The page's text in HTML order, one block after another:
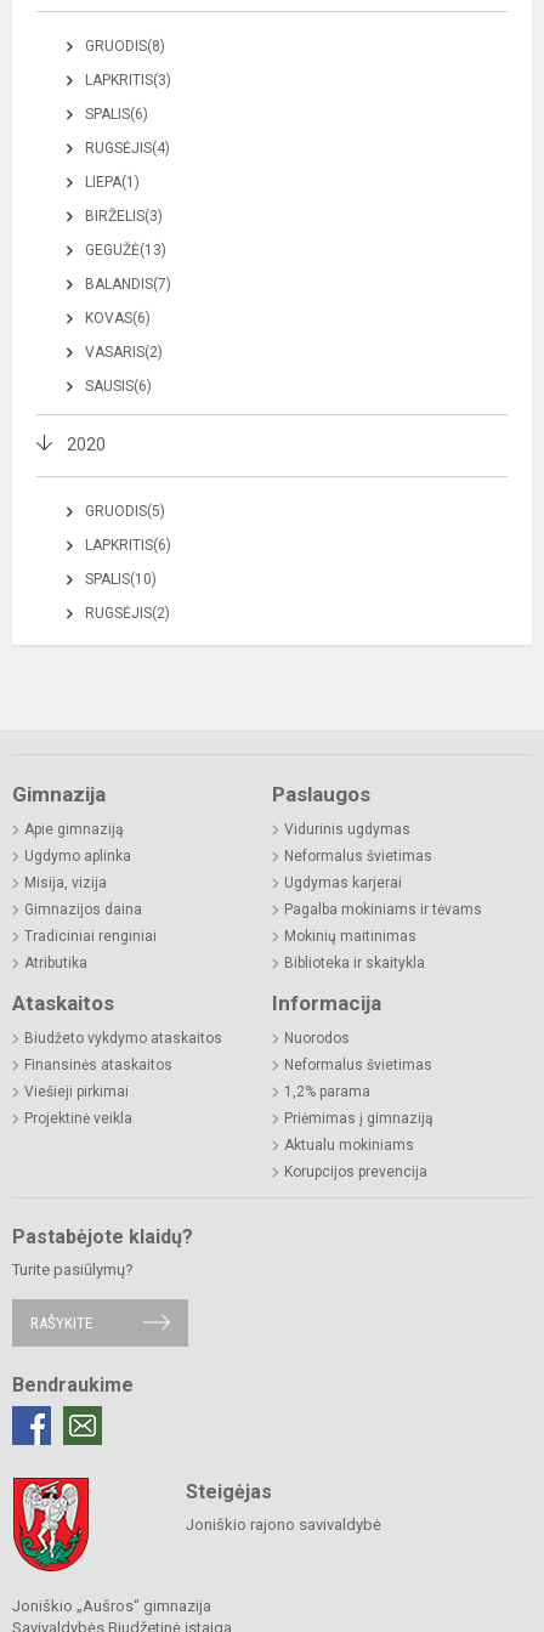
GRUODIS(8)
LAPKRITIS(3)
SPALIS(6)
RUGSĖJIS(4)
LIEPA(1)
BIRŽELIS(3)
GEGUŽĖ(13)
BALANDIS(7)
KOVAS(6)
VASARIS(2)
SAUSIS(6)
2020
GRUODIS(5)
LAPKRITIS(6)
SPALIS(10)
RUGSĖJIS(2)
Gimnazija
Apie gimnaziją
Ugdymo aplinka
Misija, vizija
Gimnazijos daina
Tradiciniai renginiai
Atributika
Paslaugos
Vidurinis ugdymas
Neformalus švietimas
Ugdymas karjerai
Pagalba mokiniams ir tėvams
Mokinių maitinimas
Biblioteka ir skaitykla
Ataskaitos
Biudžeto vykdymo ataskaitos
Finansinės ataskaitos
Viešieji pirkimai
Projektinė veikla
Informacija
Nuorodos
Neformalus švietimas
1,2% parama
Priėmimas į gimnaziją
Aktualu mokiniams
Korupcijos prevencija
Pastabėjote klaidų?
Turite pasiūlymų?
RAŠYKITE
Bendraukime
Steigėjas
Joniškio rajono savivaldybė
Joniškio „Aušros“ gimnazija
Savivaldybės Biudžetinė įstaiga.